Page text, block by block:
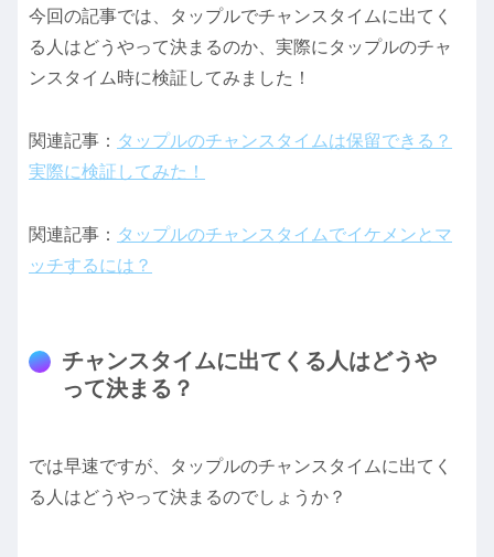
今回の記事では、タップルでチャンスタイムに出てく
る人はどうやって決まるのか、実際にタップルのチャ
ンスタイム時に検証してみました！
関連記事： タップルのチャンスタイムは保留できる？
実際に検証してみた！
関連記事： タップルのチャンスタイムでイケメンとマ
ッチするには？
チャンスタイムに出てくる人はどうや
って決まる？
では早速ですが、タップルのチャンスタイムに出てく
る人はどうやって決まるのでしょうか？